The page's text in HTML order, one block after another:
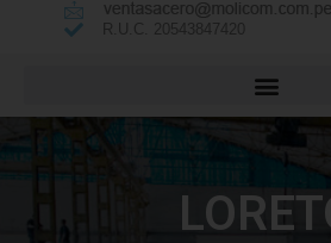
R.U.C. 20543847420